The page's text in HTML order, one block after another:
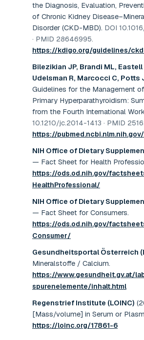
the Diagnosis, Evaluation,
of Chronic Kidney
Disorder (CKD-MBD). DOI
· PMID 28646995.
https://kdigo.org/guidelines/
Bilezikian JP, Brandi ML,
Udelsman R, Marcocci C, Potts
Guidelines for the Management
Primary Hyperparathyroidism:
from the Fourth International
10.1210/jc.2014-1413 · PMID
https://
NIH Office of Dietary
— Fact Sheet for Health
https://ods.od.nih.gov/
HealthProfessional/
NIH Office of Dietary
— Fact Sheet for Consumers.
https://ods.od.nih.gov/
Consumer/
Gesundheitsportal Österreich
Mineralstoffe / Calcium.
https://www.gesundheit.gv.at/
spurenelemente/inhalt.html
Regenstrief Institute (LOINC)
[Mass/volume] in Serum or
https://loinc.org/17861-6